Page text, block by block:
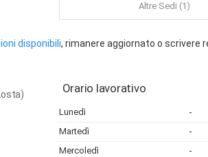
Altre Sedi (1)
disponibili, rimanere aggiornato o scrivere
Orario lavorativo
Lunedì -
Martedì -
Mercoledì -